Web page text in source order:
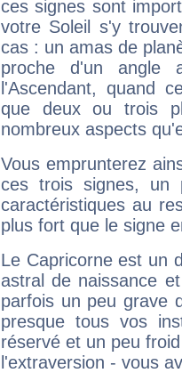
ces signes sont
votre Soleil s'y
cas : un amas de
proche d'un
l'Ascendant, quand
que deux ou trois
nombreux aspects
Vous emprunterez
ces trois signes, un
caractéristiques au
plus fort que le signe
Le Capricorne est un
astral de naissance
parfois un peu grave
presque tous vos
réservé et un peu
l'extraversion - vous